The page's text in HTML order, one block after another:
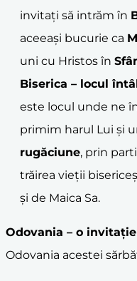
invitați să intrăm în
aceeași bucurie ca
uni cu Hristos în
Biserica – locul
este locul unde ne
primim harul Lui și
rugăciune, prin
trăirea vieții
și de Maica Sa.
Odovania – o
Odovania acestei